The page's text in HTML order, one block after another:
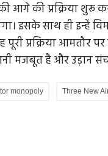
आगे की प्रक्रिया शुरू
इसके साथ ही इन्हें
पूरी प्रक्रिया
मजबूत है और उड़ान
monopoly Three New